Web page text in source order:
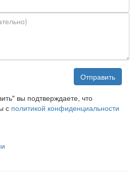
Отправить
вы подтверждаете, что
с политикой конфиденциальности